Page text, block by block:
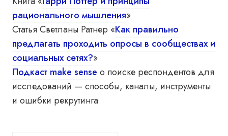
рационального мышления»
Статья Светланы Ратнер «Как правильно
предлагать проходить опросы в сообществах и
социальных сетях?»
Подкаст make sense о поиске респондентов для
исследований — способы, каналы, инструменты
и ошибки рекрутинга